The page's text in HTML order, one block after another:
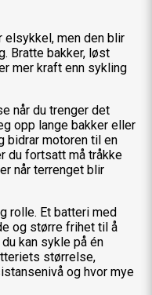
elsykkel, men den blir
Bratte bakker, løst
mer kraft enn sykling
når du trenger det
opp lange bakker eller
bidrar motoren til en
du fortsatt må tråkke
når terrenget blir
rolle. Et batteri med
og større frihet til å
kan sykle på én
størrelse,
og hvor mye